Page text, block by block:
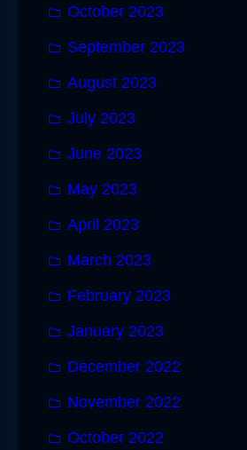
October 2023
September 2023
August 2023
July 2023
June 2023
May 2023
April 2023
March 2023
February 2023
January 2023
December 2022
November 2022
October 2022